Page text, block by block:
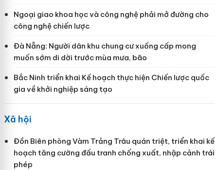
Ngoại giao khoa học và công nghệ phải mở đường cho
công nghệ chiến lược
Đà Nẵng: Người dân khu chung cư xuống cấp mong
muốn sớm di dời trước mùa mưa, bão
Bắc Ninh triển khai Kế hoạch thực hiện Chiến lược quốc
gia về khởi nghiệp sáng tạo
Xã hội
Đồn Biên phòng Vàm Trảng Trâu quán triệt, triển khai kế
hoạch tăng cường đấu tranh chống xuất, nhập cảnh trái
phép